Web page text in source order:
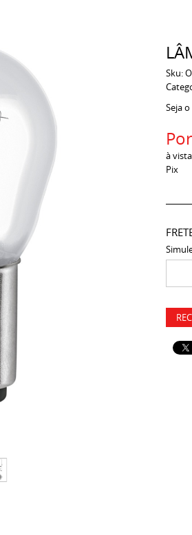
Sku:
Seja
Por
à vista
Pix